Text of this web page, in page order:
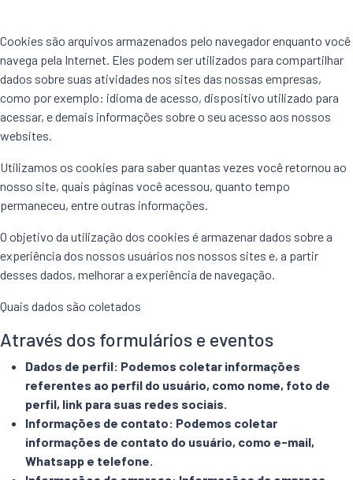
Cookies são arquivos armazenados pelo navegador enquanto você
navega pela Internet. Eles podem ser utilizados para compartilhar
dados sobre suas atividades nos sites das nossas empresas,
como por exemplo: idioma de acesso, dispositivo utilizado para
acessar, e demais informações sobre o seu acesso aos nossos
websites.
Utilizamos os cookies para saber quantas vezes você retornou ao
nosso site, quais páginas você acessou, quanto tempo
permaneceu, entre outras informações.
O objetivo da utilização dos cookies é armazenar dados sobre a
experiência dos nossos usuários nos nossos sites e, a partir
desses dados, melhorar a experiência de navegação.
Quais dados são coletados
Através dos formulários e eventos
Dados de perfil: Podemos coletar informações
referentes ao perfil do usuário, como nome, foto de
perfil, link para suas redes sociais.
Informações de contato: Podemos coletar
informações de contato do usuário, como e-mail,
Whatsapp e telefone.